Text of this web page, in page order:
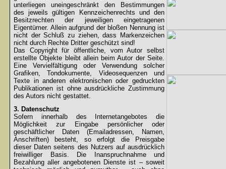
unterliegen uneingeschränkt den Bestimmungen
des jeweils gültigen Kennzeichenrechts und den
Besitzrechten der jeweiligen eingetragenen
Eigentümer. Allein aufgrund der bloßen Nennung ist
nicht der Schluß zu ziehen, dass Markenzeichen
nicht durch Rechte Dritter geschützt sind!
Das Copyright für öffentliche, vom Autor selbst
erstellte Objekte bleibt allein beim Autor der Seite.
Eine Vervielfältigung oder Verwendung solcher
Grafiken, Tondokumente, Videosequenzen und
Texte in anderen elektronischen oder gedruckten
Publikationen ist ohne ausdrückliche Zustimmung
des Autors nicht gestattet.
3. Datenschutz
Sofern innerhalb des Internetangebotes die
Möglichkeit zur Eingabe persönlicher oder
geschäftlicher Daten (Emailadressen, Namen,
Anschriften) besteht, so erfolgt die Preisgabe
dieser Daten seitens des Nutzers auf ausdrücklich
freiwilliger Basis. Die Inanspruchnahme und
Bezahlung aller angebotenen Dienste ist – soweit